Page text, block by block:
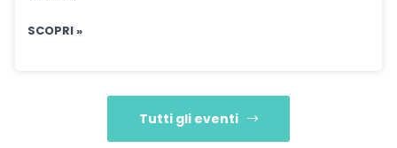
SCOPRI »
Tutti gli eventi